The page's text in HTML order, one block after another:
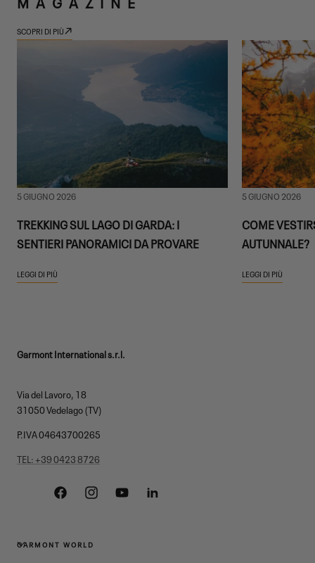
SCOPRI DI PIÙ
5 GIUGNO 2026
TREKKING SUL LAGO DI GARDA: I
SENTIERI PANORAMICI DA PROVARE
LEGGI DI PIÙ
5 GIUGNO 2026
COME
AUTUNNALE?
LEGGI DI PIÙ
Garmont International s.r.l.
Via del Lavoro, 18
31050 Vedelago (TV)
P.IVA 04643700265
TEL: +39 0423 8726
FacebookInstagramYouTubeLinkedin
GARMONT WORLD